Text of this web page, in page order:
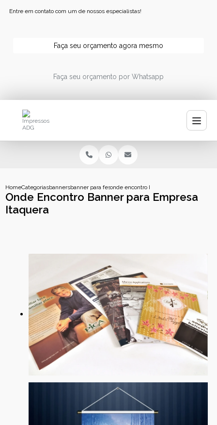
Entre em contato com um de nossos especialistas!
Faça seu orçamento agora mesmo
Faça seu orçamento por Whatsapp
HomeCategoriasbannersbanner para festaonde encontro banner para empresa
Onde Encontro Banner para Empresa
Itaquera